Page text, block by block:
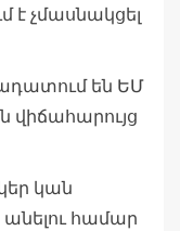
է չմասնակցել
են ԵՄ
կան
անելու համար